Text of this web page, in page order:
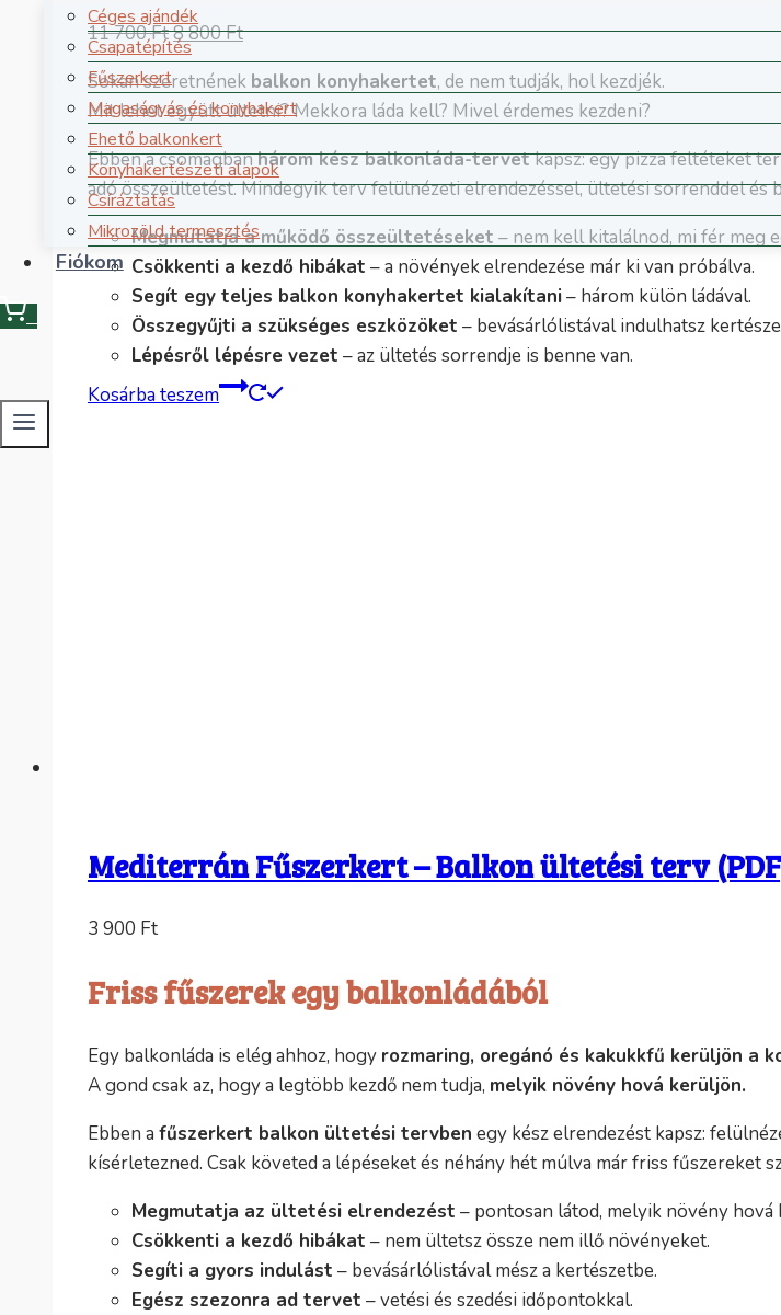
Céges ajándék
Csapatépítés
Fűszerkert
Magaságyás és konyhakert
Ehető balkonkert
Konyhakertészeti alapok
Csíráztatás
Mikrozöld termesztés
Fiókom
11 700FtOriginal
price
was:
11
700 Ft.
8 800FtCurrent
price
is:
8
800 Ft.
Sokan szeretnének balkon konyhakertet, de nem tudják, hol kezdjék.
Mit lehet együtt ültetni? Mekkora láda kell? Mivel érdemes kezdeni?
Ebben a csomagbanhárom kész balkonláda-tervetkapsz: egy pizza feltéteket
adó összeültetést. Mindegyik terv felülnézeti elrendezéssel, ültetési sorrenddel és
Megmutatja a működő összeültetéseket – nem kell kitalálnod, mi fér meg
Csökkenti a kezdő hibákat – a növények elrendezése már ki van próbálva.
Segít egy teljes balkon konyhakertet kialakítani– három külön ládával.
Összegyűjti a szükséges eszközöket – bevásárlólistával indulhatsz
Lépésről lépésre vezet – az ültetés sorrendje is benne van.
Kosárba teszem
Mediterrán Fűszerkert – Balkon ültetési terv
3 900 Ft
Friss fűszerek egy balkonládából
Egy balkonláda is elég ahhoz, hogy rozmaring, oregánó és kakukkfű kerüljön a
A gond csak az, hogy a legtöbb kezdő nem tudja, melyik növény hová kerüljön.
Ebben a fűszerkert balkon ültetési tervben egy kész elrendezést kapsz:
kísérletezned. Csak követed a lépéseket és néhány hét múlva már friss fűszereket
Megmutatja az ültetési elrendezést – pontosan látod, melyik növény hová
Csökkenti a kezdő hibákat – nem ültetsz össze nem illő növényeket.
Segíti a gyors indulást – bevásárlólistával mész a kertészetbe.
Egész szezonra ad tervet – vetési és szedési időpontokkal.